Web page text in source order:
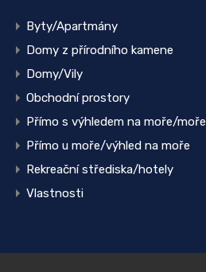
Byty/Apartmány
Domy z přírodního kamene
Domy/Vily
Obchodní prostory
Přímo s výhledem na moře/moře
Přímo u moře/výhled na moře
Rekreační střediska/hotely
Vlastnosti